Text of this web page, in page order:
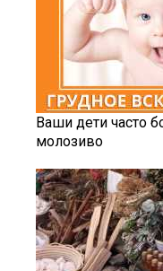
Ваши дети часто
молозиво